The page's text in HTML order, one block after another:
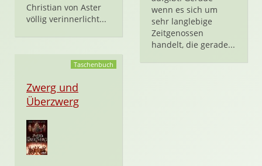
Christian von Aster
völlig verinnerlicht...
wenn es sich um
sehr langlebige
Zeitgenossen
handelt, die gerade...
Taschenbuch
Zwerg und
Überzwerg